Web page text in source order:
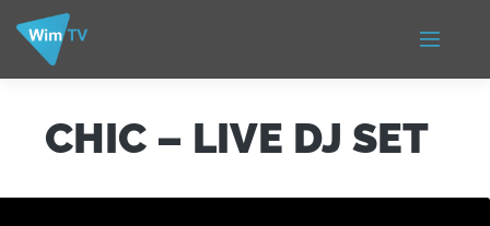
CHIC – LIVE DJ SET